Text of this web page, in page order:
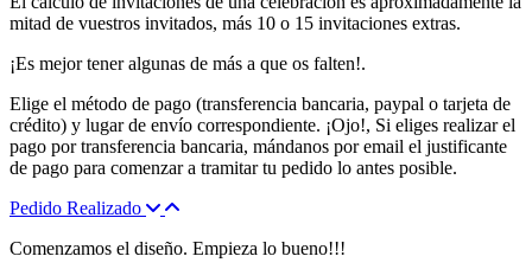
mitad de vuestros invitados, más 10 o 15 invitaciones extras.
¡Es mejor tener algunas de más a que os falten!.
Elige el método de pago (transferencia bancaria, paypal o tarjeta de
crédito) y lugar de envío correspondiente. ¡Ojo!, Si eliges realizar el
pago por transferencia bancaria, mándanos por email el justificante
de pago para comenzar a tramitar tu pedido lo antes posible.
Pedido Realizado
Comenzamos el diseño. Empieza lo bueno!!!